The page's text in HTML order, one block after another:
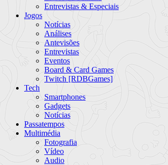
Entrevistas & Especiais
Jogos
Notícias
Análises
Antevisões
Entrevistas
Eventos
Board & Card Games
Twitch [RDBGames]
Tech
Smartphones
Gadgets
Notícias
Passatempos
Multimédia
Fotografia
Vídeo
Audio